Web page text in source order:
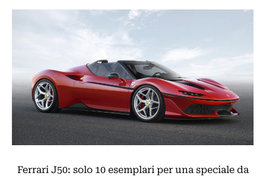
Ferrari J50: solo 10 esemplari per una speciale da